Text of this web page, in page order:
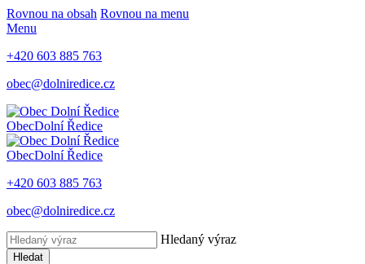
Rovnou na obsah Rovnou na menu
Menu
+420 603 885 763
obec@dolniredice.cz
ObecDolní Ředice
ObecDolní Ředice
+420 603 885 763
obec@dolniredice.cz
Hledaný výraz
Hledat